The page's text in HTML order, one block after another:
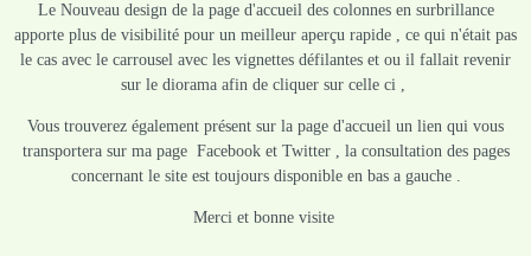
Le Nouveau design de la page d'accueil des colonnes en surbrillance
apporte plus de visibilité pour un meilleur aperçu rapide , ce qui n'était pas
le cas avec le carrousel avec les vignettes défilantes et ou il fallait revenir
sur le diorama afin de cliquer sur celle ci ,
Vous trouverez également présent sur la page d'accueil un lien qui vous
transportera sur ma page Facebook et Twitter , la consultation des pages
concernant le site est toujours disponible en bas a gauche .
Merci et bonne visite